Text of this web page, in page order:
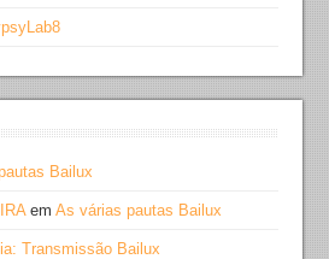
Bailux
emAs várias pautas Bailux
Transmissão Bailux